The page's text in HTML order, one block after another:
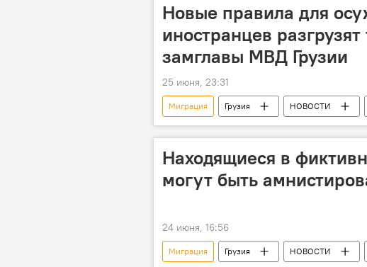
Новые правила для
иностранцев
замглавы МВД Грузии
25 июня, 23:31
Миграция Грузия НОВОСТИ
МВД Грузии
Находящиеся в
могут быть
24 июня, 16:56
Миграция Грузия НОВОСТИ